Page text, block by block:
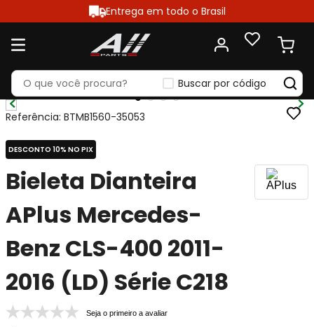
Entrega em todo o Brasil
Buscar por código
Referência: BTMB1560-35053
DESCONTO 10% NO PIX
Bieleta Dianteira
APlus Mercedes-
Benz CLS-400 2011-
2016 (LD) Série C218
Seja o primeiro a avaliar